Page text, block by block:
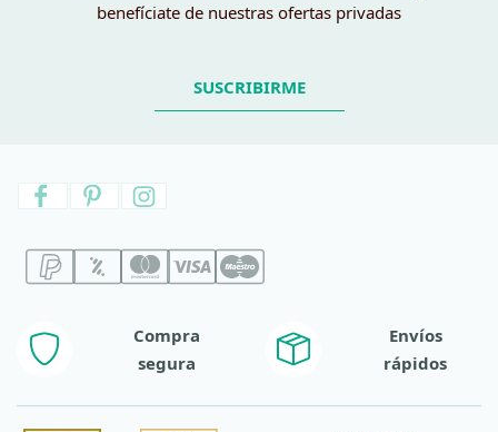
benefíciate de nuestras ofertas privadas
SUSCRIBIRME
Compra
segura
Envíos
rápidos